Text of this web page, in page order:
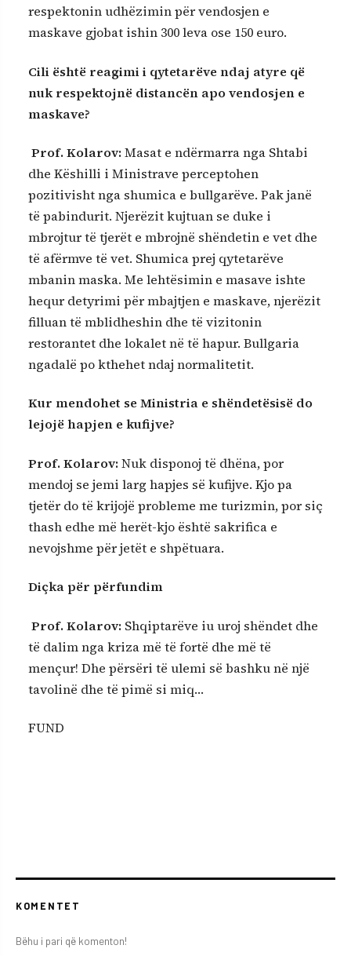
respektonin udhëzimin për vendosjen e
maskave gjobat ishin 300 leva ose 150 euro.
Cili është reagimi i qytetarëve ndaj atyre që
nuk respektojnë distancën apo vendosjen e
maskave?
Prof. Kolarov: Masat e ndërmarra nga Shtabi
dhe Këshilli i Ministrave perceptohen
pozitivisht nga shumica e bullgarëve. Pak janë
të pabindurit. Njerëzit kujtuan se duke i
mbrojtur të tjerët e mbrojnë shëndetin e vet dhe
të afërmve të vet. Shumica prej qytetarëve
mbanin maska. Me lehtësimin e masave ishte
hequr detyrimi për mbajtjen e maskave, njerëzit
filluan të mblidheshin dhe të vizitonin
restorantet dhe lokalet në të hapur. Bullgaria
ngadalë po kthehet ndaj normalitetit.
Kur mendohet se Ministria e shëndetësisë do
lejojë hapjen e kufijve?
Prof. Kolarov: Nuk disponoj të dhëna, por
mendoj se jemi larg hapjes së kufijve. Kjo pa
tjetër do të krijojë probleme me turizmin, por siç
thash edhe më herët-kjo është sakrifica e
nevojshme për jetët e shpëtuara.
Diçka për përfundim
Prof. Kolarov: Shqiptarëve iu uroj shëndet dhe
të dalim nga kriza më të fortë dhe më të
mençur! Dhe përsëri të ulemi së bashku në një
tavolinë dhe të pimë si miq…
FUND
KOMENTET
Bëhu i pari që komenton!